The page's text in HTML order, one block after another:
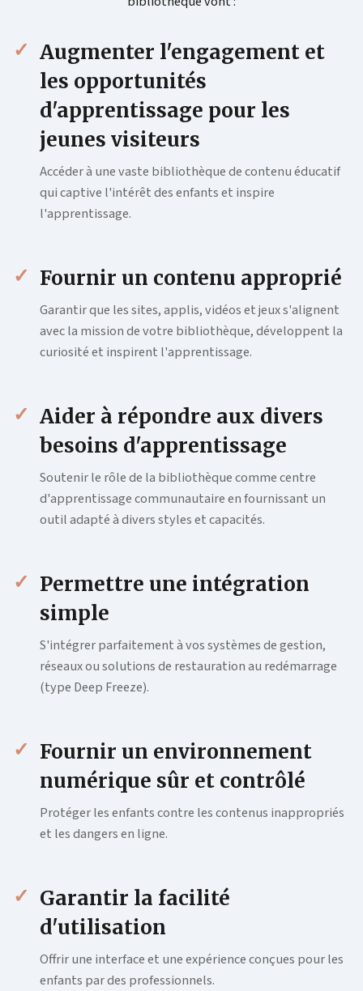
Augmenter l'engagement et
les opportunités
d'apprentissage pour les
jeunes visiteurs
Accéder à une vaste bibliothèque de contenu éducatif
qui captive l'intérêt des enfants et inspire
l'apprentissage.
Fournir un contenu approprié
Garantir que les sites, applis, vidéos et jeux s'alignent
avec la mission de votre bibliothèque, développent la
curiosité et inspirent l'apprentissage.
Aider à répondre aux divers
besoins d'apprentissage
Soutenir le rôle de la bibliothèque comme centre
d'apprentissage communautaire en fournissant un
outil adapté à divers styles et capacités.
Permettre une intégration
simple
S'intégrer parfaitement à vos systèmes de gestion,
réseaux ou solutions de restauration au redémarrage
(type Deep Freeze).
Fournir un environnement
numérique sûr et contrôlé
Protéger les enfants contre les contenus inappropriés
et les dangers en ligne.
Garantir la facilité
d'utilisation
Offrir une interface et une expérience conçues pour les
enfants par des professionnels.